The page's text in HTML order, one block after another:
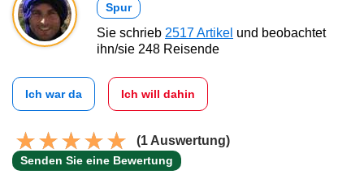
Spur
Sie schrieb 2517 Artikel und beobachtet
ihn/sie 248 Reisende
Ich war da Ich will dahin
(1 Auswertung)
Senden Sie eine Bewertung